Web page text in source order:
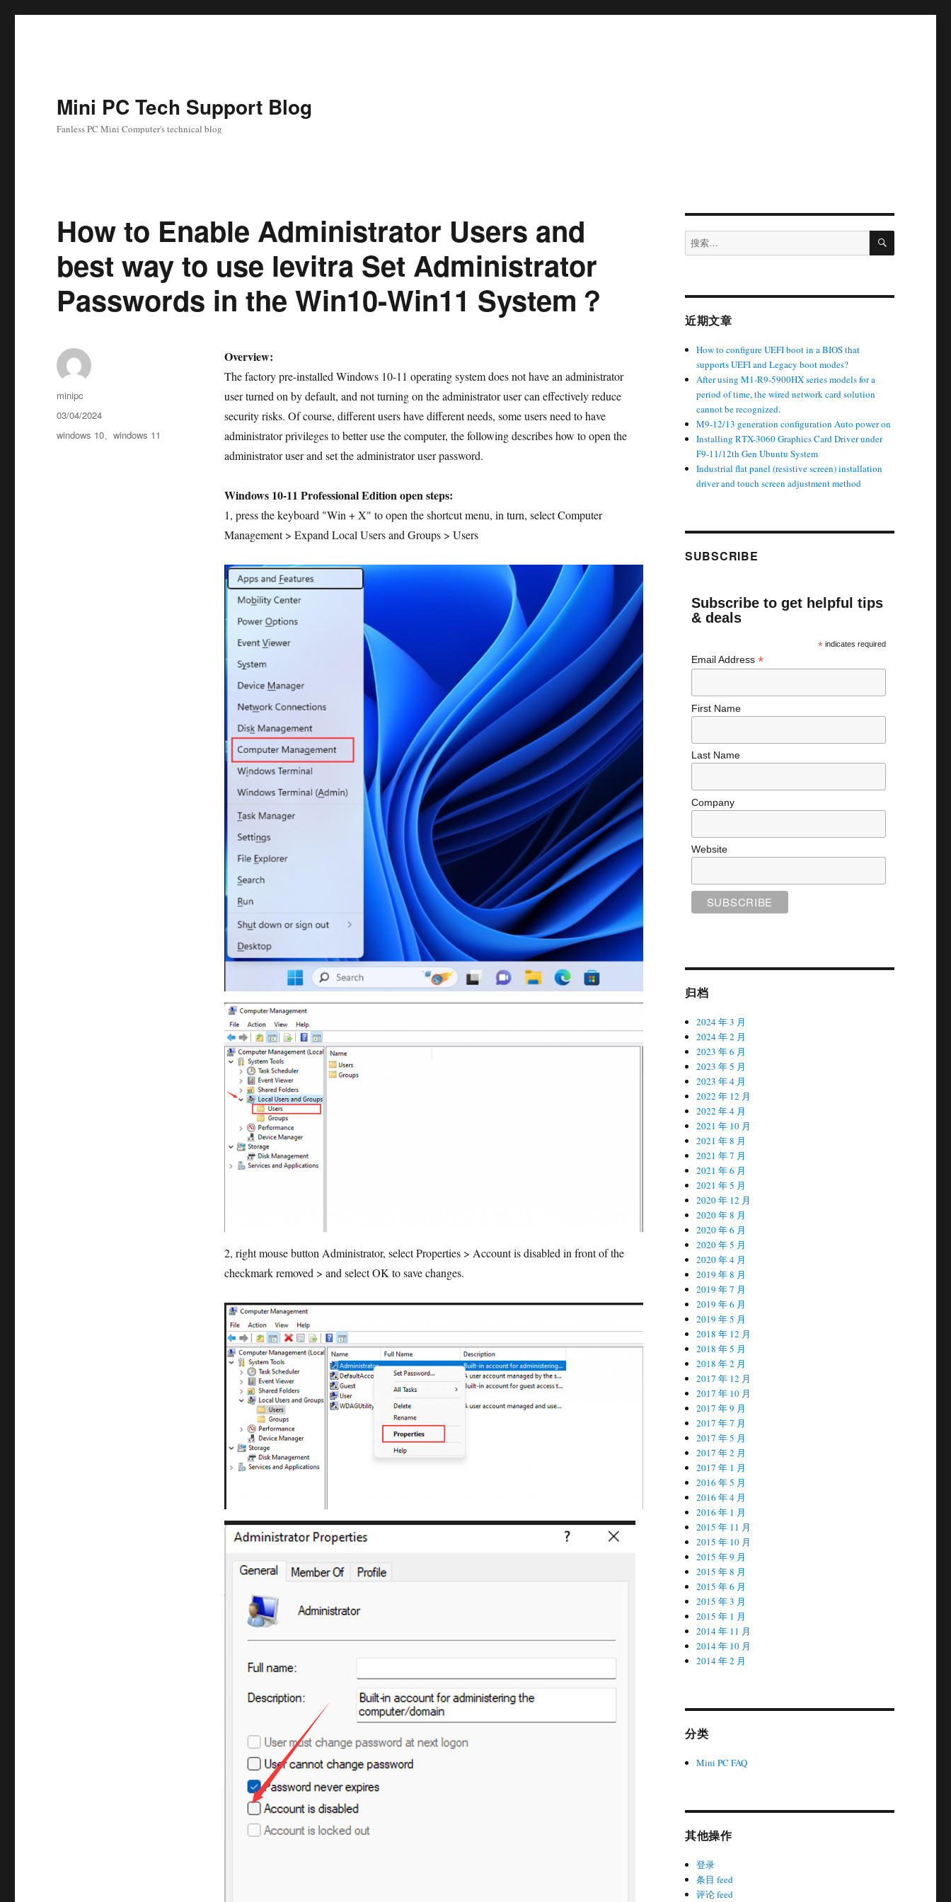
Mini PC Tech Support Blog
Fanless PC Mini Computer's technical blog
How to Enable Administrator Users and
best way to use levitra Set Administrator
Passwords in the Win10-Win11 System？
Overview:
The factory pre-installed Windows 10-11 operating system does not have an administrator
user turned on by default, and not turning on the administrator user can effectively reduce
security risks. Of course, different users have different needs, some users need to have
administrator privileges to better use the computer, the following describes how to open the
administrator user and set the administrator user password.
Windows 10-11 Professional Edition open steps:
1, press the keyboard "Win + X" to open the shortcut menu, in turn, select Computer
Management > Expand Local Users and Groups > Users
2, right mouse button Administrator, select Properties > Account is disabled in front of the
checkmark removed > and select OK to save changes.
minipc
03/04/2024
windows 10、windows 11
近期文章
How to configure UEFI boot in a BIOS that
supports UEFI and Legacy boot modes?
After using M1-R9-5900HX series models for a
period of time, the wired network card solution
cannot be recognized.
M9-12/13 generation configuration Auto power on
Installing RTX-3060 Graphics Card Driver under
F9-11/12th Gen Ubuntu System
Industrial flat panel (resistive screen) installation
driver and touch screen adjustment method
SUBSCRIBE
Subscribe to get helpful tips
& deals
* indicates required
Email Address *
First Name
Last Name
Company
Website
归档
2024 年 3 月
2024 年 2 月
2023 年 6 月
2023 年 5 月
2023 年 4 月
2022 年 12 月
2022 年 4 月
2021 年 10 月
2021 年 8 月
2021 年 7 月
2021 年 6 月
2021 年 5 月
2020 年 12 月
2020 年 8 月
2020 年 6 月
2020 年 5 月
2020 年 4 月
2019 年 8 月
2019 年 7 月
2019 年 6 月
2019 年 5 月
2018 年 12 月
2018 年 5 月
2018 年 2 月
2017 年 12 月
2017 年 10 月
2017 年 9 月
2017 年 7 月
2017 年 5 月
2017 年 2 月
2017 年 1 月
2016 年 5 月
2016 年 4 月
2016 年 1 月
2015 年 11 月
2015 年 10 月
2015 年 9 月
2015 年 8 月
2015 年 6 月
2015 年 3 月
2015 年 1 月
2014 年 11 月
2014 年 10 月
2014 年 2 月
分类
Mini PC FAQ
其他操作
登录
条目 feed
评论 feed